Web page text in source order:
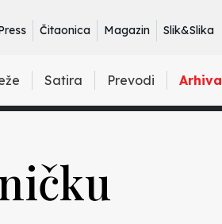
Čitaonica Magazin Slik&Slika
Satira Prevodi Arhiva